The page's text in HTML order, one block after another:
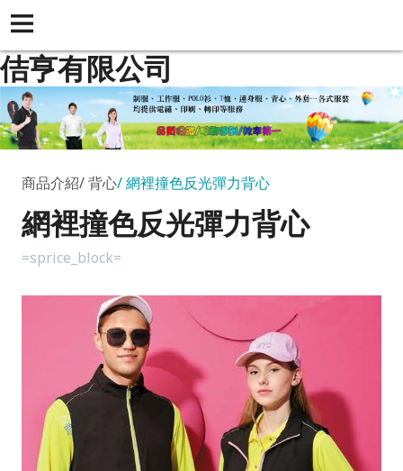
佶亨有限公司
商品介紹 背心 網裡撞色反光彈力背心
網裡撞色反光彈力背心
=sprice_block=